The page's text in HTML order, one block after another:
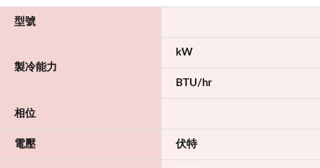
型號
製冷能力
kW
BTU/hr
相位
電壓 伏特